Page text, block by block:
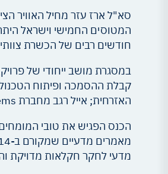
המטוסים החמישי וישראל
חודשים רבים של הכשרת
במסגרת מושב ייחודי של
האזרחית; אייל רגב מחברת ParaZero – Drones Safety Systems נתן סקירה מקיפה בנושא פתרונות בטיחות בתחומי הטיסות הבלתי מאוישות והטיסות האוטונומיות.
מדעי לחקר חקלאות מדויקת